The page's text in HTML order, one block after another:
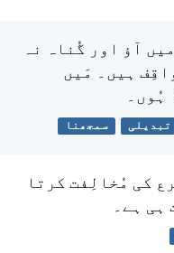
آؤ اور گُناہ نہ
ہیں۔ مَیں
ہُوں۔
تبدیلی سمجھنا
کی مُخالِفت کرتا
ہی ہے۔